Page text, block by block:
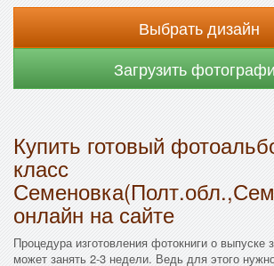
Выбрать дизайн
Загрузить
Купить готовый
класс
онлайн на сайте
Процедура изготовления фотокниги о выпуске
может занять 2-3 недели. Ведь для этого